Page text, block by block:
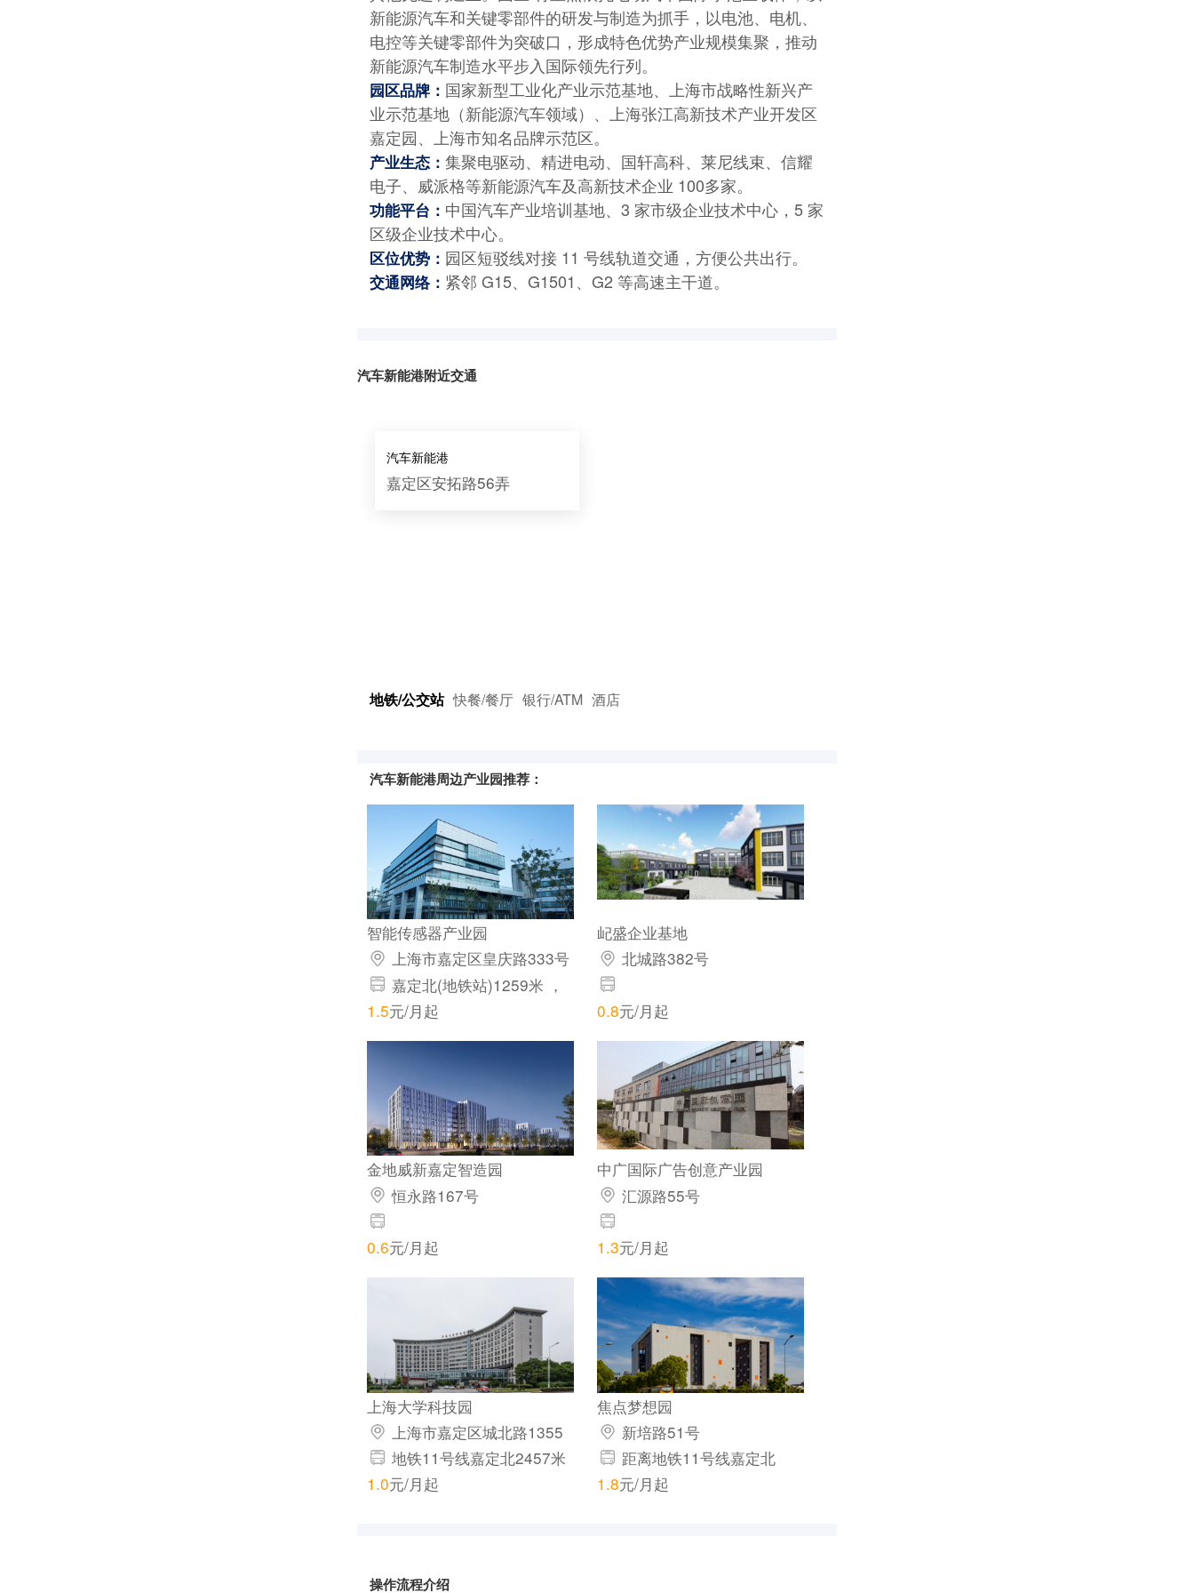
新能源汽车和关键零部件的研发与制造为抓手，以电池、电机、
电控等关键零部件为突破口，形成特色优势产业规模集聚，推动
新能源汽车制造水平步入国际领先行列。
园区品牌： 国家新型工业化产业示范基地、上海市战略性新兴产
业示范基地（新能源汽车领域）、上海张江高新技术产业开发区
嘉定园、上海市知名品牌示范区。
产业生态：集聚电驱动、精进电动、国轩高科、莱尼线束、信耀
电子、威派格等新能源汽车及高新技术企业 100多家。
功能平台： 中国汽车产业培训基地、3 家市级企业技术中心，5 家
区级企业技术中心。
区位优势： 园区短驳线对接 11 号线轨道交通，方便公共出行。
交通网络： 紧邻 G15、G1501、G2 等高速主干道。
汽车新能港附近交通
地铁/公交站 快餐/餐厅 银行/ATM 酒店
汽车新能港
嘉定区安拓路56弄
汽车新能港周边产业园推荐：
智能传感器产业园
上海市嘉定区皇庆路333号
4号楼3层
嘉定北(地铁站)1259米 ，
嘉定西(地铁站)1400米 ，城北
路(地铁站)1105米
1.5元/月起
屺盛企业基地
北城路382号
0.8元/月起
金地威新嘉定智造园
恒永路167号
0.6元/月起
中广国际广告创意产业园
汇源路55号
1.3元/月起
上海大学科技园
上海市嘉定区城北路1355
号 地铁11号线嘉定北2457米
1.0元/月起
焦点梦想园
新培路51号
距离地铁11号线嘉定北
3209米
1.8元/月起
操作流程介绍